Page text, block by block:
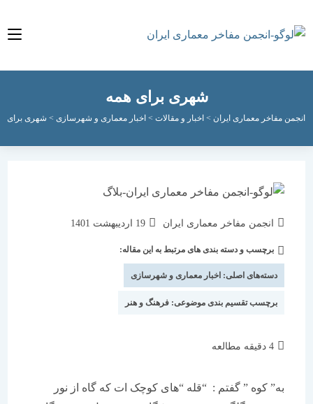
شهری برای همه
مفاخر معماری ایران > اخبار و مقالات>اخبار معماری و شهرسازی>شهری برای همه
انجمن مفاخر معماری ایران
نوشته
شده
است:
19 اردیبهشت 1401
برچسب و دسته بندی های مرتبط به این مقاله:
دسته‌های اصلی:اخبار معماری و شهرسازی
برچسب تقسیم بندی موضوعی:فرهنگ و هنر
به” کوه ” گفتم : “قله “های کوچک ات که گاه از نور